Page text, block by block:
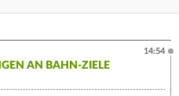
AN BAHN-ZIELE
14:54